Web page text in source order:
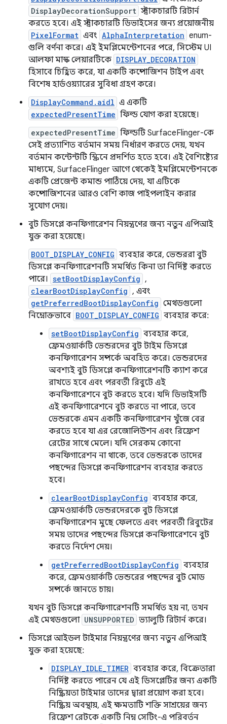
DisplayDecorationSupport স্ট্রাকচারটি রিটার্ন
করতে হবে। এই স্ট্রাকচারটি ডিভাইসের জন্য প্রয়োজনীয়
PixelFormat এবং AlphaInterpretation enum-
গুলি বর্ণনা করে। এই ইমপ্লিমেন্টেশনের পরে, সিস্টেম UI
আলফা মাস্ক লেয়ারটিকে DISPLAY_DECORATION
হিসাবে চিহ্নিত করে, যা একটি কম্পোজিশন টাইপ এবং
বিশেষ হার্ডওয়্যারের সুবিধা গ্রহণ করে।
DisplayCommand.aidl এ একটি
expectedPresentTime ফিল্ড যোগ করা হয়েছে।
expectedPresentTime ফিল্ডটি SurfaceFlinger-কে
সেই প্রত্যাশিত বর্তমান সময় নির্ধারণ করতে দেয়, যখন
বর্তমান কন্টেন্টটি স্ক্রিনে প্রদর্শিত হতে হবে। এই বৈশিষ্ট্যের
মাধ্যমে, SurfaceFlinger আগে থেকেই ইমপ্লিমেন্টেশনকে
একটি প্রেজেন্ট কমান্ড পাঠিয়ে দেয়, যা এটিকে
কম্পোজিশনের আরও বেশি কাজ পাইপলাইন করার
সুযোগ দেয়।
বুট ডিসপ্লে কনফিগারেশন নিয়ন্ত্রণের জন্য নতুন এপিআই
যুক্ত করা হয়েছে।
BOOT_DISPLAY_CONFIG ব্যবহার করে, ভেন্ডররা বুট
ডিসপ্লে কনফিগারেশনটি সমর্থিত কিনা তা নির্দিষ্ট করতে
পারে। setBootDisplayConfig ,
clearBootDisplayConfig , এবং
getPreferredBootDisplayConfig মেথডগুলো
নিম্নোক্তভাবে BOOT_DISPLAY_CONFIG ব্যবহার করে:
setBootDisplayConfig ব্যবহার করে,
ফ্রেমওয়ার্কটি ভেন্ডরদের বুট টাইম ডিসপ্লে
কনফিগারেশন সম্পর্কে অবহিত করে। ভেন্ডরদের
অবশ্যই বুট ডিসপ্লে কনফিগারেশনটি ক্যাশ করে
রাখতে হবে এবং পরবর্তী রিবুটে এই
কনফিগারেশনে বুট করতে হবে। যদি ডিভাইসটি
এই কনফিগারেশনে বুট করতে না পারে, তবে
ভেন্ডরকে এমন একটি কনফিগারেশন খুঁজে বের
করতে হবে যা এর রেজোলিউশন এবং রিফ্রেশ
রেটের সাথে মেলে। যদি সেরকম কোনো
কনফিগারেশন না থাকে, তবে ভেন্ডরকে তাদের
পছন্দের ডিসপ্লে কনফিগারেশন ব্যবহার করতে
হবে।
clearBootDisplayConfig ব্যবহার করে,
ফ্রেমওয়ার্কটি ভেন্ডরদেরকে বুট ডিসপ্লে
কনফিগারেশন মুছে ফেলতে এবং পরবর্তী রিবুটের
সময় তাদের পছন্দের ডিসপ্লে কনফিগারেশনে বুট
করতে নির্দেশ দেয়।
getPreferredBootDisplayConfig ব্যবহার
করে, ফ্রেমওয়ার্কটি ভেন্ডরের পছন্দের বুট মোড
সম্পর্কে জানতে চায়।
যখন বুট ডিসপ্লে কনফিগারেশনটি সমর্থিত হয় না, তখন
এই মেথডগুলো UNSUPPORTED ভ্যালুটি রিটার্ন করে।
ডিসপ্লে আইডল টাইমার নিয়ন্ত্রণের জন্য নতুন এপিআই
যুক্ত করা হয়েছে:
DISPLAY_IDLE_TIMER ব্যবহার করে, বিক্রেতারা
নির্দিষ্ট করতে পারেন যে এই ডিসপ্লেটির জন্য একটি
নিষ্ক্রিয়তা টাইমার তাদের দ্বারা প্রয়োগ করা হবে।
নিষ্ক্রিয় অবস্থায়, এই ক্ষমতাটি শক্তি সাশ্রয়ের জন্য
রিফ্রেশ রেটকে একটি নিম্ন সেটিং-এ পরিবর্তন